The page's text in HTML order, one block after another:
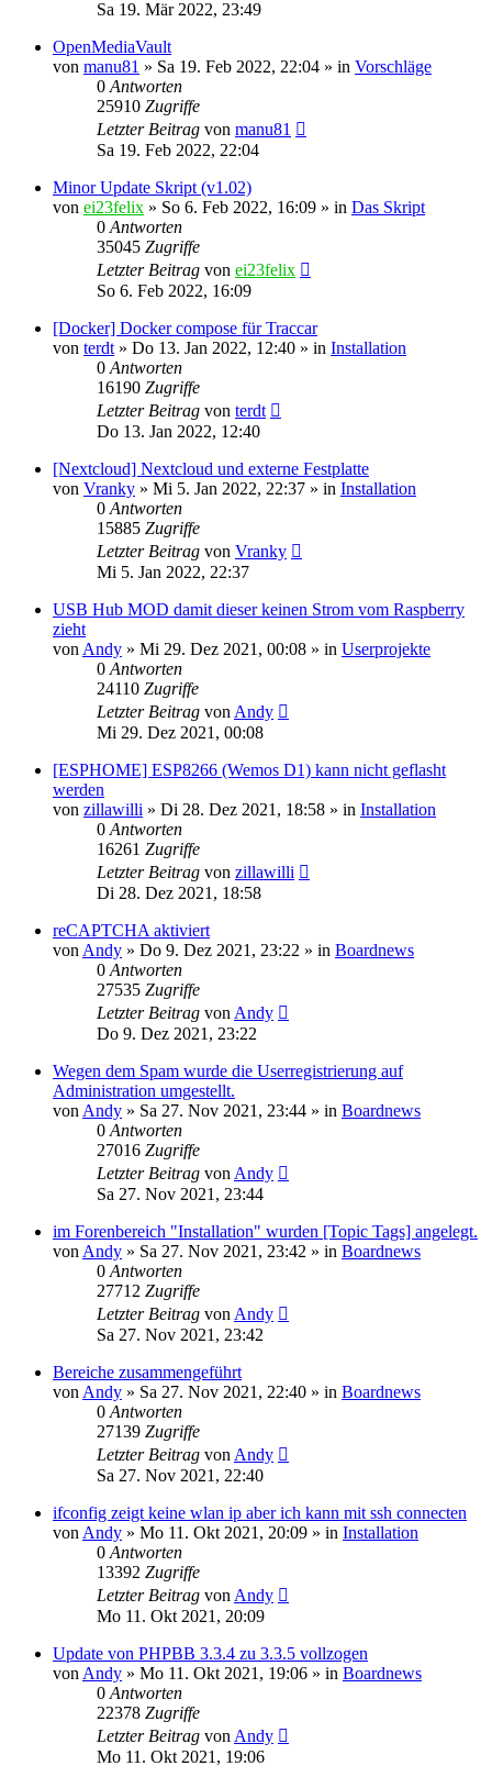
Sa 19. Mär 2022, 23:49
OpenMediaVault
von manu81 » Sa 19. Feb 2022, 22:04 » in Vorschläge
0 Antworten
25910 Zugriffe
Letzter Beitrag von manu81
Sa 19. Feb 2022, 22:04
Minor Update Skript (v1.02)
von ei23felix » So 6. Feb 2022, 16:09 » in Das Skript
0 Antworten
35045 Zugriffe
Letzter Beitrag von ei23felix
So 6. Feb 2022, 16:09
[Docker] Docker compose für Traccar
von terdt » Do 13. Jan 2022, 12:40 » in Installation
0 Antworten
16190 Zugriffe
Letzter Beitrag von terdt
Do 13. Jan 2022, 12:40
[Nextcloud] Nextcloud und externe Festplatte
von Vranky » Mi 5. Jan 2022, 22:37 » in Installation
0 Antworten
15885 Zugriffe
Letzter Beitrag von Vranky
Mi 5. Jan 2022, 22:37
USB Hub MOD damit dieser keinen Strom vom Raspberry
zieht
von Andy » Mi 29. Dez 2021, 00:08 » in Userprojekte
0 Antworten
24110 Zugriffe
Letzter Beitrag von Andy
Mi 29. Dez 2021, 00:08
[ESPHOME] ESP8266 (Wemos D1) kann nicht geflasht
werden
von zillawilli » Di 28. Dez 2021, 18:58 » in Installation
0 Antworten
16261 Zugriffe
Letzter Beitrag von zillawilli
Di 28. Dez 2021, 18:58
reCAPTCHA aktiviert
von Andy » Do 9. Dez 2021, 23:22 » in Boardnews
0 Antworten
27535 Zugriffe
Letzter Beitrag von Andy
Do 9. Dez 2021, 23:22
Wegen dem Spam wurde die Userregistrierung auf
Administration umgestellt.
von Andy » Sa 27. Nov 2021, 23:44 » in Boardnews
0 Antworten
27016 Zugriffe
Letzter Beitrag von Andy
Sa 27. Nov 2021, 23:44
im Forenbereich "Installation" wurden [Topic Tags] angelegt.
von Andy » Sa 27. Nov 2021, 23:42 » in Boardnews
0 Antworten
27712 Zugriffe
Letzter Beitrag von Andy
Sa 27. Nov 2021, 23:42
Bereiche zusammengeführt
von Andy » Sa 27. Nov 2021, 22:40 » in Boardnews
0 Antworten
27139 Zugriffe
Letzter Beitrag von Andy
Sa 27. Nov 2021, 22:40
ifconfig zeigt keine wlan ip aber ich kann mit ssh connecten
von Andy » Mo 11. Okt 2021, 20:09 » in Installation
0 Antworten
13392 Zugriffe
Letzter Beitrag von Andy
Mo 11. Okt 2021, 20:09
Update von PHPBB 3.3.4 zu 3.3.5 vollzogen
von Andy » Mo 11. Okt 2021, 19:06 » in Boardnews
0 Antworten
22378 Zugriffe
Letzter Beitrag von Andy
Mo 11. Okt 2021, 19:06